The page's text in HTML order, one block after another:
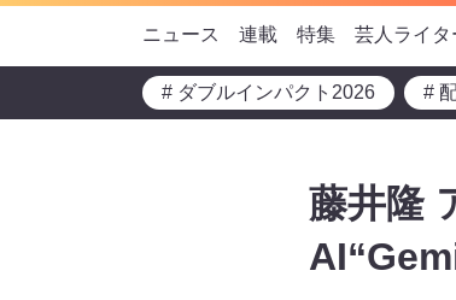
ニュース 連載 特集 芸人ライ
# ダブルインパクト2026 #
藤井隆